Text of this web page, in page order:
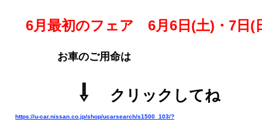
6月最初のフェア 6月6日(土)・7日(
お車のご用命は
⇩ クリックしてね
https://u-car.nissan.co.jp/shop/ucarsearch/s1500_103/?